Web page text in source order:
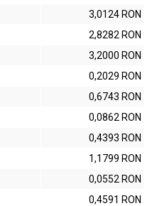
3,0124 RON
2,8282 RON
3,2000 RON
0,2029 RON
0,6743 RON
0,0862 RON
0,4393 RON
1,1799 RON
0,0552 RON
0,4591 RON